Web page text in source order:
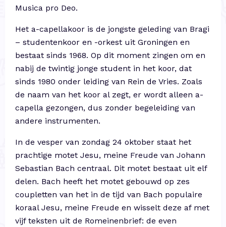
Musica pro Deo.
Het a-capellakoor is de jongste geleding van Bragi
– studentenkoor en -orkest uit Groningen en
bestaat sinds 1968. Op dit moment zingen om en
nabij de twintig jonge student in het koor, dat
sinds 1980 onder leiding van Rein de Vries. Zoals
de naam van het koor al zegt, er wordt alleen a-
capella gezongen, dus zonder begeleiding van
andere instrumenten.
In de vesper van zondag 24 oktober staat het
prachtige motet Jesu, meine Freude van Johann
Sebastian Bach centraal. Dit motet bestaat uit elf
delen. Bach heeft het motet gebouwd op zes
coupletten van het in de tijd van Bach populaire
koraal Jesu, meine Freude en wisselt deze af met
vijf teksten uit de Romeinenbrief: de even